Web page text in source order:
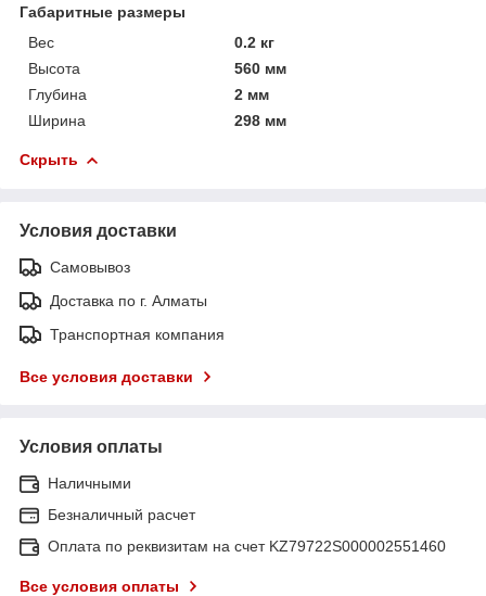
Габаритные размеры
Вес
0.2 кг
Высота
560 мм
Глубина
2 мм
Ширина
298 мм
Скрыть
Условия доставки
Самовывоз
Доставка по г. Алматы
Транспортная компания
Все условия доставки
Условия оплаты
Наличными
Безналичный расчет
Оплата по реквизитам на счет KZ79722S000002551460
Все условия оплаты